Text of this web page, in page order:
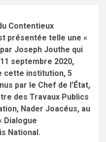
Contentieux
présentée telle une «
Joseph Jouthe qui
septembre 2020,
cette institution, 5
par le Chef de l’État,
des Travaux Publics
Nader Joacéus, au
Dialogue
National.